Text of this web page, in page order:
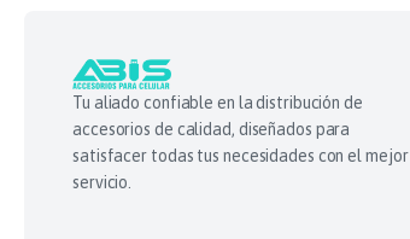
Tu aliado confiable en la distribución de
accesorios de calidad, diseñados para
satisfacer todas tus necesidades con el mejor
servicio.